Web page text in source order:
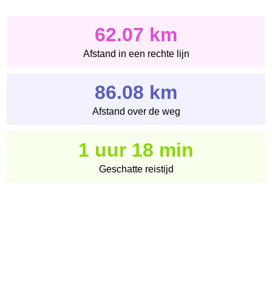
62.07 km
Afstand in een rechte lijn
86.08 km
Afstand over de weg
1 uur 18 min
Geschatte reistijd